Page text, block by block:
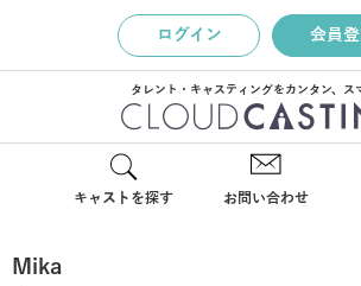
ログイン 会員
タレント・キャスティングをカンタン、ス
キャストを探す お問い合わせ
Mika